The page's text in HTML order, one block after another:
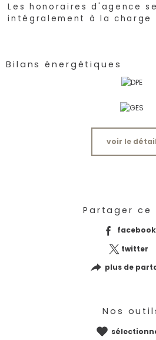
Les honoraires d'agence
intégralement à la charge
Bilans énergétiques
voir le détail
Partager ce
facebook
twitter
plus de
Nos